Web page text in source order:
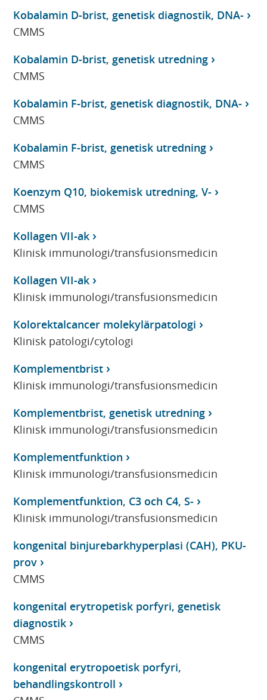
Kobalamin D-brist, genetisk diagnostik, DNA-
CMMS
Kobalamin D-brist, genetisk utredning
CMMS
Kobalamin F-brist, genetisk diagnostik, DNA-
CMMS
Kobalamin F-brist, genetisk utredning
CMMS
Koenzym Q10, biokemisk utredning, V-
CMMS
Kollagen VII-ak
Klinisk immunologi/transfusionsmedicin
Kollagen VII-ak
Klinisk immunologi/transfusionsmedicin
Kolorektalcancer molekylärpatologi
Klinisk patologi/cytologi
Komplementbrist
Klinisk immunologi/transfusionsmedicin
Komplementbrist, genetisk utredning
Klinisk immunologi/transfusionsmedicin
Komplementfunktion
Klinisk immunologi/transfusionsmedicin
Komplementfunktion, C3 och C4, S-
Klinisk immunologi/transfusionsmedicin
kongenital binjurebarkhyperplasi (CAH), PKU-
prov
CMMS
kongenital erytropetisk porfyri, genetisk
diagnostik
CMMS
kongenital erytropoetisk porfyri,
behandlingskontroll